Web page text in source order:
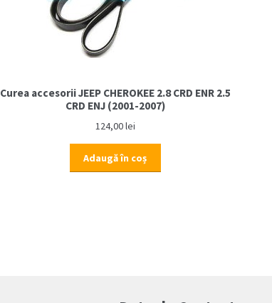
Curea accesorii JEEP CHEROKEE 2.8 CRD ENR 2.5
CRD ENJ (2001-2007)
124,00lei
Adaugă în coș